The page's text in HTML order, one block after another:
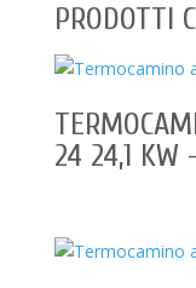
PRODOTTI
24 24,1 KW